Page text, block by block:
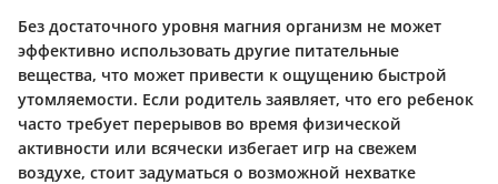
Без достаточного уровня магния организм не может
эффективно использовать другие питательные
вещества, что может привести к ощущению быстрой
утомляемости. Если родитель заявляет, что его ребенок
часто требует перерывов во время физической
активности или всячески избегает игр на свежем
воздухе, стоит задуматься о возможной нехватке